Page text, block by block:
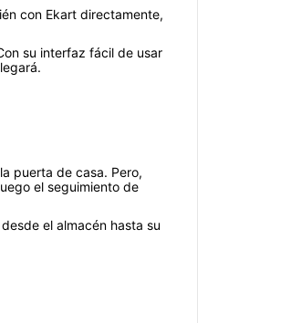
con Ekart directamente,
su interfaz fácil de usar
puerta de casa. Pero,
el seguimiento de
el almacén hasta su